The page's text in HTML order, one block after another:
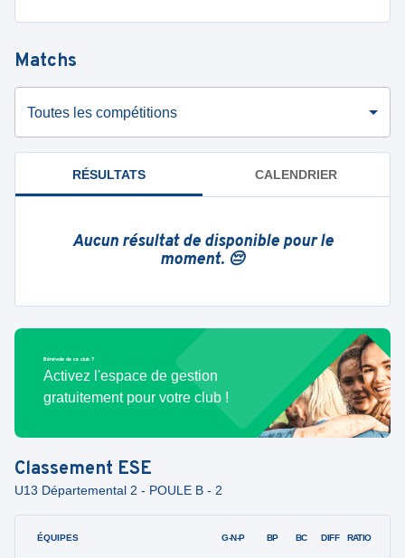
Matchs
Toutes les compétitions
RÉSULTATS CALENDRIER
Aucun résultat de disponible pour le
moment. 😔
Bénévole de ce club ?
Activez l'espace de gestion
gratuitement pour votre club !
Classement ESE
U13 Départemental 2 - POULE B - 2
ÉQUIPES G-N-P BP BC DIFF RATIO